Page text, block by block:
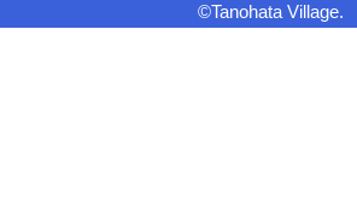
©Tanohata Village.